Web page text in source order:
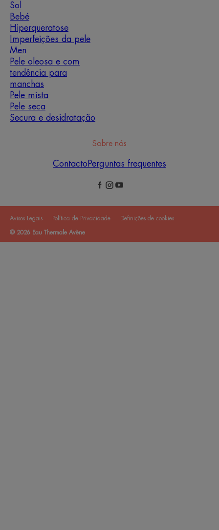
Sol
Bebé
Hiperqueratose
Imperfeições da pele
Men
Pele oleosa e com
tendência para
manchas
Pele mista
Pele seca
Secura e desidratação
Sobre nós
Contacto Perguntas frequentes
Avisos Legais Política de Privacidade Definições de cookies
© 2026 Eau Thermale Avène